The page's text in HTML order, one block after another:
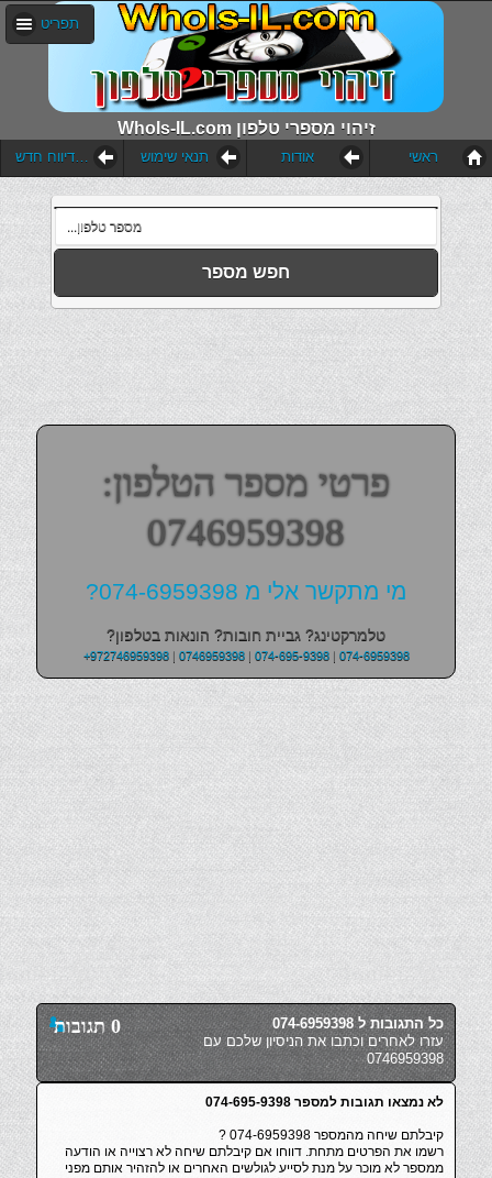
WhoIs-IL.com זיהוי מספרי טלפון
תפריט
הוסף דיווח חדש תנאי שימוש אודות ראשי
חפש מספר
פרטי מספר הטלפון:
0746959398
מי מתקשר אלי מ 074-6959398?
טלמרקטינג? גביית חובות? הונאות בטלפון?
+972746959398| 0746959398| 074-695-9398| 074-6959398
0 תגובות
כל התגובות ל 074-6959398
עזרו לאחרים וכתבו את הניסיון שלכם עם
0746959398
לא נמצאו תגובות למספר 074-695-9398
קיבלתם שיחה מהמספר 074-6959398 ?
רשמו את הפרטים מתחת. דווחו אם קיבלתם שיחה לא רצוייה או הודעה
ממספר לא מוכר על מנת לסייע לגולשים האחרים או להזהיר אותם מפני